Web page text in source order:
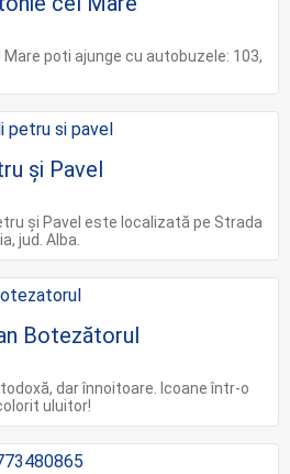
Mare poti ajunge cu autobuzele: 103,
şi Pavel
şi Pavel este localizată pe Strada
jud. Alba.
Botezătorul
dar înnoitoare. Icoane într-o
uluitor!